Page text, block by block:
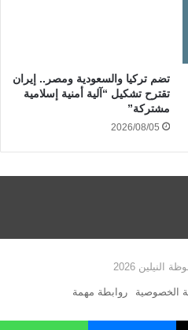
تضم تركيا والسعودية ومصر.. إيران
تقترح تشكيل “آلية أمنية إسلامية
مشتركة”
2026/08/05
2026
الخصوصية روابطة مهمة